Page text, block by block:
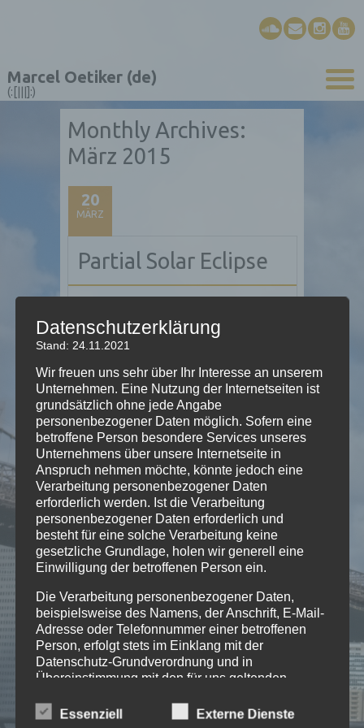
Marcel Oetiker (de)
(:[|||]:)
Monthly Archives:
März 2015
20
MÄRZ
Partial Solar Eclipse
Stück für Klavier, Schwyzerörgeli,
Schlagzeug Set und diskrete
Elektronische Umgebung
[soundcloud
url=»https://api.soundcloud.com/tracks/206893922″
width=»100%» height=»166″
iframe=»true» /]
11
Datenschutzerklärung
Stand: 24.11.2021
Wir freuen uns sehr über Ihr Interesse an unserem
Unternehmen. Eine Nutzung der Internetseiten ist
grundsätzlich ohne jede Angabe
personenbezogener Daten möglich. Sofern eine
betroffene Person besondere Services unseres
Unternehmens über unsere Internetseite in
Anspruch nehmen möchte, könnte jedoch eine
Verarbeitung personenbezogener Daten
erforderlich werden. Ist die Verarbeitung
personenbezogener Daten erforderlich und
besteht für eine solche Verarbeitung keine
gesetzliche Grundlage, holen wir generell eine
Einwilligung der betroffenen Person ein.
Die Verarbeitung personenbezogener Daten,
beispielsweise des Namens, der Anschrift, E-Mail-
Adresse oder Telefonnummer einer betroffenen
Person, erfolgt stets im Einklang mit der
Datenschutz-Grundverordnung und in
Übereinstimmung mit den für uns geltenden
Mittels dieser Datenschutzerklärung möchte unser
Essenziell Externe Dienste